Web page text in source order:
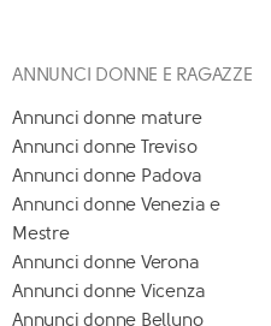
ANNUNCI DONNE E RAGAZZE
Annunci donne mature
Annunci donne Treviso
Annunci donne Padova
Annunci donne Venezia e
Mestre
Annunci donne Verona
Annunci donne Vicenza
Annunci donne Belluno